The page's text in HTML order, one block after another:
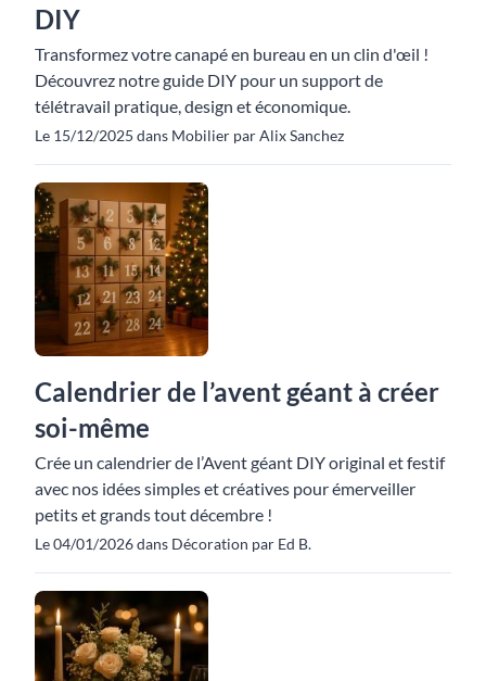
DIY
Transformez votre canapé en bureau en un clin d'œil !
Découvrez notre guide DIY pour un support de
télétravail pratique, design et économique.
Le 15/12/2025 dans Mobilier par Alix Sanchez
Calendrier de l’avent géant à créer
soi-même
Crée un calendrier de l’Avent géant DIY original et festif
avec nos idées simples et créatives pour émerveiller
petits et grands tout décembre !
Le 04/01/2026 dans Décoration par Ed B.